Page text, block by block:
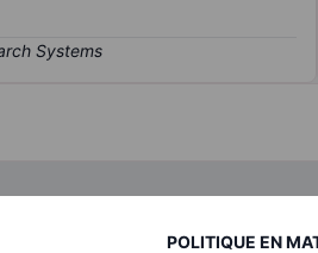
POLITIQUE EN